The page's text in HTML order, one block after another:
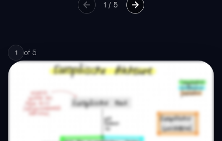
1 /5
1 of 5